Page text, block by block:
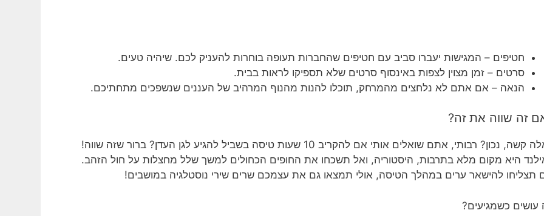
חטיפים – המגישות יעברו סביב עם חטיפים שהחברות תעופה בוחרות להעניק לכם. שיהיה טעים.
סרטים – זמן מצוין לצפות באינסוף סרטים שלא תספיקו לראות בבית.
הנאה – אם אתם לא נלחצים מהמרחק, תוכלו להנות מהנוף המרהיב של העננים שנשפכים מתחתיכם.
זה שווה את זה?
שאלה קשה, נכון? רבותי, אתם שואלים אותי אם להקריב 10 שעות טיסה בשביל להגיע לגן העדן? ברור שזה שווה!
היא מקום מלא בתרבות, היסטוריה, ואל תשכחו את החופים הכחולים למשך שלל מחצלות על חול הזהב.
תצליחו להישאר ערים במהלך הטיסה, אולי תמצאו גם את עצמכם שרים שירי נוסטלגיה במושבים!
עושים כשמגיעים?